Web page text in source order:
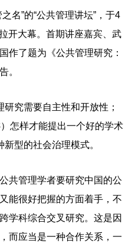
名”的“公共管理讲坛”，于4
开大幕。首期讲座嘉宾、武
作了题为《公共管理研究：
。
研究需要自主性和开放性；
怎样才能提出一个好的学术
型的社会治理模式。
共管理学者要研究中国的公
能很好把握的方面着手，不
学科综合交叉研究。这是因
而应当是一种合作关系，一